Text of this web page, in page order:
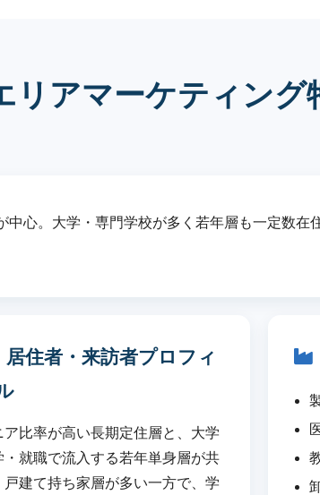
リアマーケティング
心。大学・専門学校が多く若年層も一定数在
居住者・来訪者プロフィ
ア比率が高い長期定住層と、大学
・就職で流入する若年単身層が共
戸建て持ち家層が多い一方で、学